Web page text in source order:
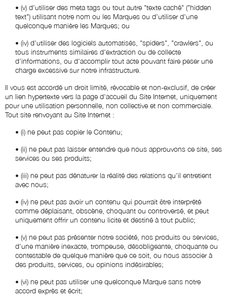
• (v) d'utiliser des meta tags ou tout autre "texte caché" ("hidden
text") utilisant notre nom ou les Marques ou d'utiliser d'une
quelconque manière les Marques; ou
• (iv) d'utiliser des logiciels automatisés, "spiders", "crawlers", ou
tous instruments similaires d'extraction ou de collecte
d'informations, ou d'accomplir tout acte pouvant faire peser une
charge excessive sur notre infrastructure.
Il vous est accordé un droit limité, révocable et non-exclusif, de créer
un lien hypertexte vers la page d'accueil du Site Internet, uniquement
pour une utilisation personnelle, non collective et non commerciale.
Tout site renvoyant au Site Internet :
• (i) ne peut pas copier le Contenu;
• (ii) ne peut pas laisser entendre que nous approuvons ce site, ses
services ou ses produits;
• (iii) ne peut pas dénaturer la réalité des relations qu'il entretient
avec nous;
• (iv) ne peut pas avoir un contenu qui pourrait être interprété
comme déplaisant, obscène, choquant ou controversé, et peut
uniquement offrir un contenu licite et destiné à tout public;
• (v) ne peut pas présenter notre société, nos produits ou services,
d'une manière inexacte, trompeuse, désobligeante, choquante ou
contestable de quelque manière que ce soit, ou nous associer à
des produits, services, ou opinions indésirables;
• (vi) ne peut pas utiliser une quelconque Marque sans notre
accord exprès et écrit;